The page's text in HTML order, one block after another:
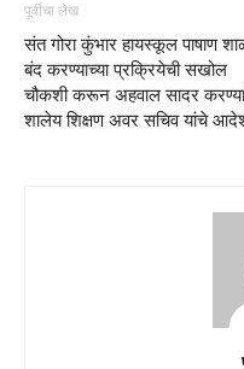
पूर्वीचा लेख
संत गोरा कुंभार हायस्कूल पाषाण
बंद करण्याच्या प्रक्रियेची सखोल
चौकशी करून अहवाल सादर
शालेय शिक्षण अवर सचिव यांचे